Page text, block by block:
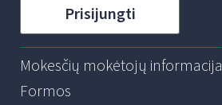
Prisijungti
Mokesčių mokėtojų informacija
Formos